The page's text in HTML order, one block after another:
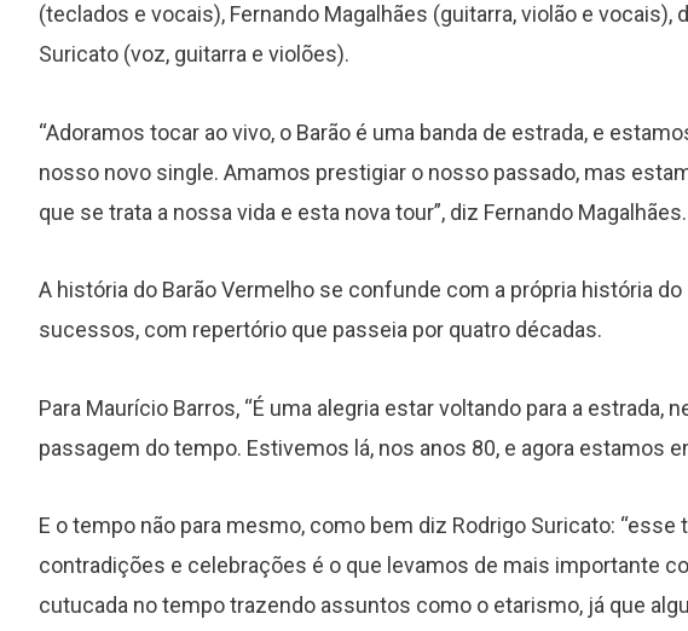
(teclados e vocais), Fernando Magalhães (guitarra, violão e vocais),
Suricato (voz, guitarra e violões).
“Adoramos tocar ao vivo, o Barão é uma banda de estrada, e
nosso novo single. Amamos prestigiar o nosso passado, mas
que se trata a nossa vida e esta nova tour”, diz Fernando Magalhães.
A história do Barão Vermelho se confunde com a própria história
sucessos, com repertório que passeia por quatro décadas.
Para Maurício Barros, “É uma alegria estar voltando para a estrada,
passagem do tempo. Estivemos lá, nos anos 80, e agora estamos
E o tempo não para mesmo, como bem diz Rodrigo Suricato:
contradições e celebrações é o que levamos de mais importante
cutucada no tempo trazendo assuntos como o etarismo, já que
Foo Fighters lança de surpresa
novo EP ao vivo com seis faixas